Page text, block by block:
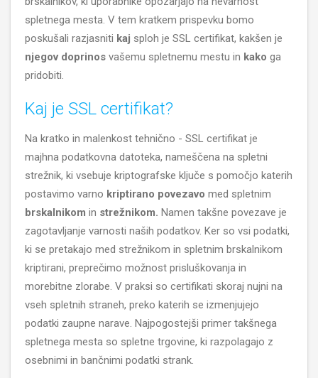
spletnega mesta. V tem kratkem prispevku bomo
poskušali razjasniti kaj sploh je SSL certifikat, kakšen je
njegov doprinos vašemu spletnemu mestu in kako ga
pridobiti.
Kaj je SSL certifikat?
Na kratko in malenkost tehnično - SSL certifikat je
majhna podatkovna datoteka, nameščena na spletni
strežnik, ki vsebuje kriptografske ključe s pomočjo katerih
postavimo varno kriptirano povezavo med spletnim
brskalnikom in strežnikom. Namen takšne povezave je
zagotavljanje varnosti naših podatkov. Ker so vsi podatki,
ki se pretakajo med strežnikom in spletnim brskalnikom
kriptirani, preprečimo možnost prisluškovanja in
morebitne zlorabe. V praksi so certifikati skoraj nujni na
vseh spletnih straneh, preko katerih se izmenjujejo
podatki zaupne narave. Najpogostejši primer takšnega
spletnega mesta so spletne trgovine, ki razpolagajo z
osebnimi in bančnimi podatki strank.